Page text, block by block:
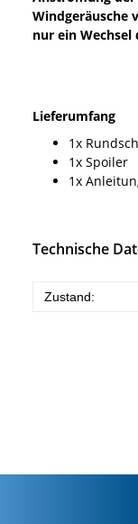
Windgeräusche
nur ein Wechsel
Lieferumfang
1x
1x Spoiler
1x
Technische
Zustand: